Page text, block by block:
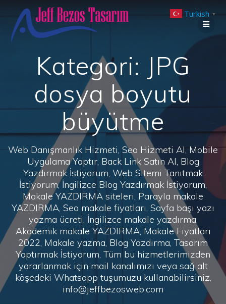
to
Kategori: JPG
dosya boyutu
büyütme
Web Danışmanlık Hizmeti, Seo Hizmeti Al, Mobile
Uygulama Yaptır, Back Link Satın Al, Blog
Yazdırmak İstiyorum, Web Sitemi Tanıtmak
İstiyorum, İngilizce Blog Yazdırmak İstiyorum,
Makale YAZDIRMA siteleri, Parayla makale
YAZDIRMA, Seo makale fiyatları, Sayfa başı yazı
yazma ücreti, İngilizce makale yazdırma,
Akademik makale YAZDIRMA, Makale Fiyatları
2022, Makale yazma, Blog Yazdırma, Tasarım
Yaptırmak İstiyorum, Tüm bu hizmetlerimizden
yararlanmak için mail kanalımızı veya sağ alt
köşedeki Whatsapp tuşumuzu kullanabilirsiniz.
info@jeffbezosweb.com
Turkish ▼